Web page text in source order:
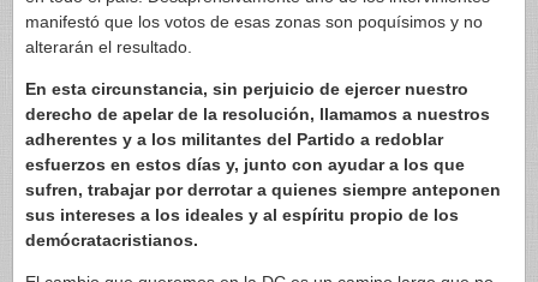
manifestó que los votos de esas zonas son poquísimos y no
alterarán el resultado.
En esta circunstancia, sin perjuicio de ejercer nuestro
derecho de apelar de la resolución, llamamos a nuestros
adherentes y a los militantes del Partido a redoblar
esfuerzos en estos días y, junto con ayudar a los que
sufren, trabajar por derrotar a quienes siempre anteponen
sus intereses a los ideales y al espíritu propio de los
demócratacristianos.